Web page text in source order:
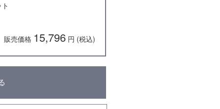
販売価格 15,796 円 (税込)